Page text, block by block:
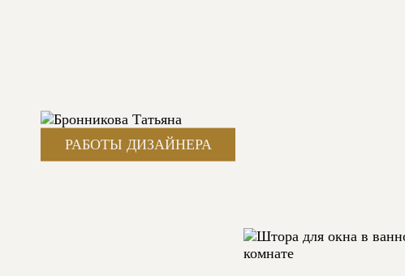
ШТОРА ДЛЯ ОКНА В ВАННОЙ КОМНАТЕ
РАБОТЫ ДИЗАЙНЕРА